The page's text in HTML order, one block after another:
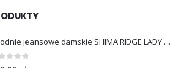
Spodnie jeansowe damskie SHIMA RIDGE LADY blue
of 5